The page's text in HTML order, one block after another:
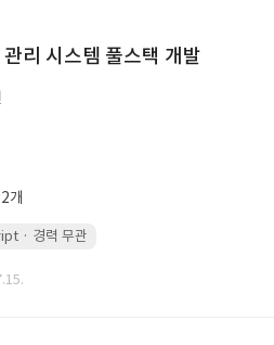
리 시스템 풀스택 개발
개
· 경력 무관